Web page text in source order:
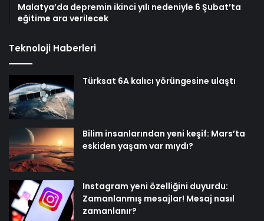
Malatya’da depremin ikinci yılı nedeniyle 6 Şubat’ta
eğitime ara verilecek
Teknoloji Haberleri
Türksat 6A kalıcı yörüngesine ulaştı
Bilim insanlarından yeni keşif: Mars’ta
eskiden yaşam var mıydı?
Instagram yeni özelliğini duyurdu:
Zamanlanmış mesajlar! Mesaj nasıl
zamanlanır?